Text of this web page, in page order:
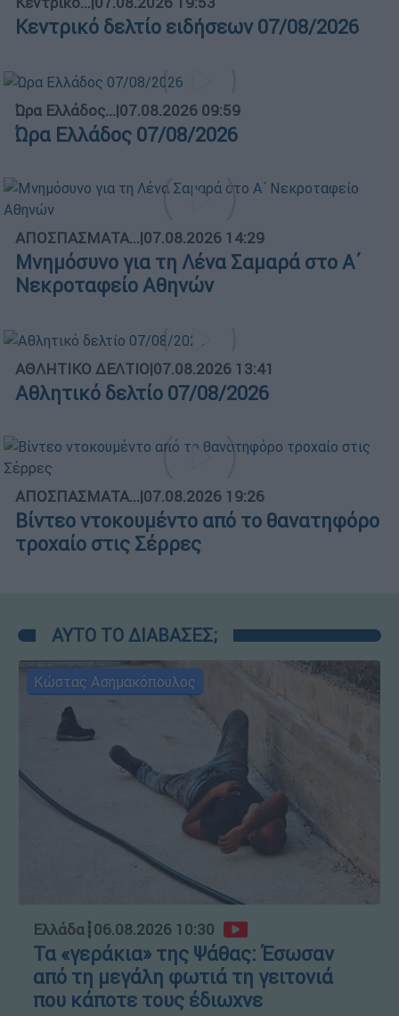
Κεντρικό δελτίο ειδήσεων 07/08/2026
Ώρα Ελλάδος...|07.08.2026 09:59
Ώρα Ελλάδος 07/08/2026
ΑΠΟΣΠΑΣΜΑΤΑ...|07.08.2026 14:29
Μνημόσυνο για τη Λένα Σαμαρά στο Α΄
Νεκροταφείο Αθηνών
ΑΘΛΗΤΙΚΟ ΔΕΛΤΙΟ|07.08.2026 13:41
Αθλητικό δελτίο 07/08/2026
ΑΠΟΣΠΑΣΜΑΤΑ...|07.08.2026 19:26
Βίντεο ντοκουμέντο από το θανατηφόρο
τροχαίο στις Σέρρες
ΑΥΤΟ ΤΟ ΔΙΑΒΑΣΕΣ;
Κώστας Ασημακόπουλος
Ελλάδα┋06.08.2026 10:30
Τα «γεράκια» της Ψάθας: Έσωσαν
από τη μεγάλη φωτιά τη γειτονιά
που κάποτε τους έδιωχνε